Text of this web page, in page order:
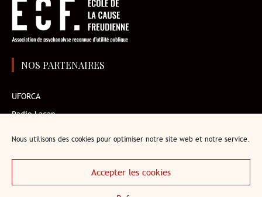
Nous utilisons des cookies pour optimiser notre site web et notre service.
Accepter les cookies
NOS PARTENAIRES
UFORCA
Radio Lacan
Librairie en ligne de l’ECF